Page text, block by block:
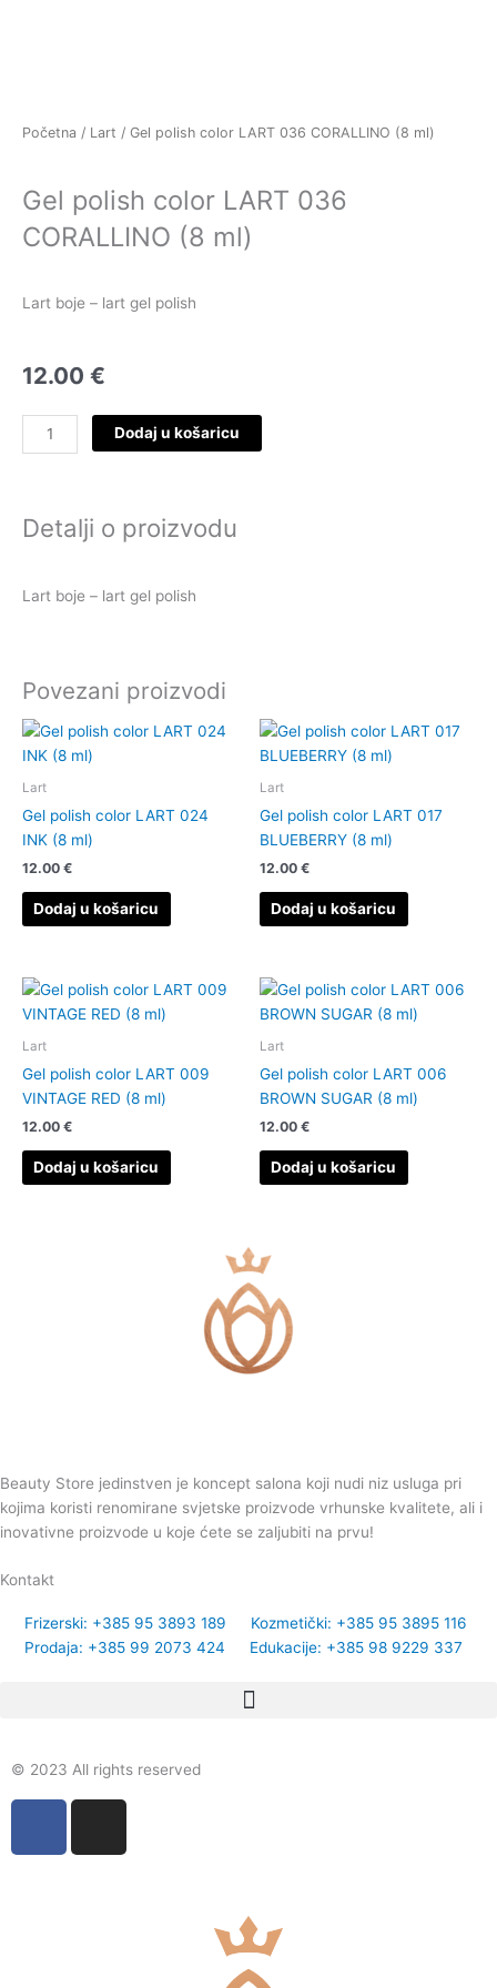
Početna / Lart / Gel polish color LART 036 CORALLINO (8 ml)
Gel polish color LART 036
CORALLINO (8 ml)
Lart boje – lart gel polish
12.00 €
polish
036
CORALLINO
ml)
Dodaj u košaricu
Detalji o proizvodu
Lart boje – lart gel polish
Povezani proizvodi
Lart
Gel polish color LART 024
INK (8 ml)
12.00 €
Dodaj u košaricu
Lart
Gel polish color LART 017
BLUEBERRY (8 ml)
12.00 €
Dodaj u košaricu
Lart
Gel polish color LART 009
VINTAGE RED (8 ml)
12.00 €
Dodaj u košaricu
Lart
Gel polish color LART 006
BROWN SUGAR (8 ml)
12.00 €
Dodaj u košaricu
Beauty Store jedinstven je koncept salona koji nudi niz usluga pri
kojima koristi renomirane svjetske proizvode vrhunske kvalitete, ali i
inovativne proizvode u koje ćete se zaljubiti na prvu!
Kontakt
Frizerski: +385 95 3893 189
Kozmetički: +385 95 3895 116
Prodaja: +385 99 2073 424
Edukacije: +385 98 9229 337
© 2023 All rights reserved